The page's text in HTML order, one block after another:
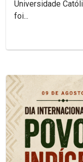
Universidade
foi...